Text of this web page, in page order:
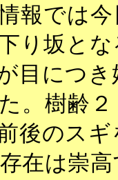
報では
り坂と
目につ
。樹齢
後のス
在は崇